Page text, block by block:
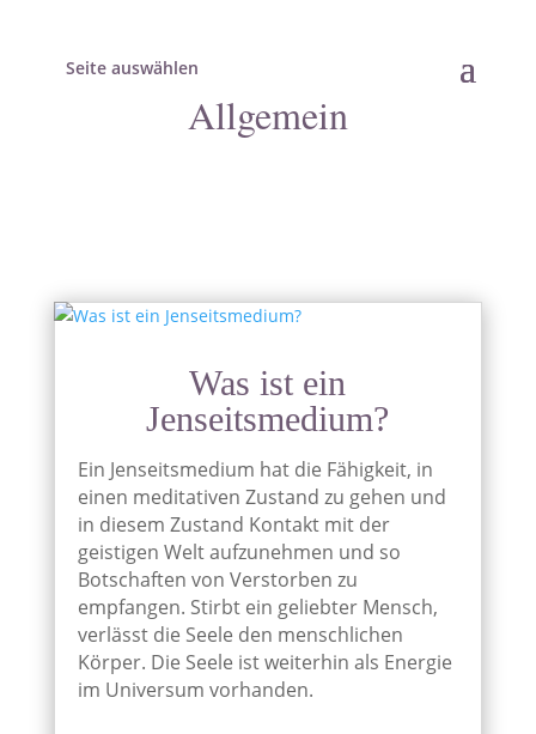
Seite auswählen
Allgemein
Was ist ein
Jenseitsmedium?
Ein Jenseitsmedium hat die Fähigkeit, in
einen meditativen Zustand zu gehen und
in diesem Zustand Kontakt mit der
geistigen Welt aufzunehmen und so
Botschaften von Verstorben zu
empfangen. Stirbt ein geliebter Mensch,
verlässt die Seele den menschlichen
Körper. Die Seele ist weiterhin als Energie
im Universum vorhanden.